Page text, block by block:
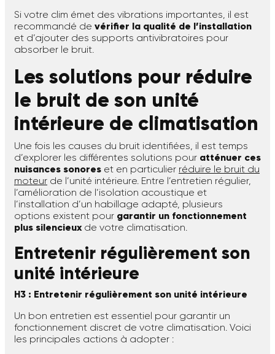
Si votre clim émet des vibrations importantes, il est
recommandé de vérifier la qualité de l’installation
et d’ajouter des supports antivibratoires pour
absorber le bruit.
Les solutions pour réduire
le bruit de son unité
intérieure de climatisation
Une fois les causes du bruit identifiées, il est temps
d’explorer les différentes solutions pour atténuer ces
nuisances sonores et en particulier réduire le bruit du
moteur de l’unité intérieure. Entre l’entretien régulier,
l’amélioration de l’isolation acoustique et
l’installation d’un habillage adapté, plusieurs
options existent pour garantir un fonctionnement
plus silencieuxde votre climatisation.
Entretenir régulièrement son
unité intérieure
H3 : Entretenir régulièrement son unité intérieure
Un bon entretien est essentiel pour garantir un
fonctionnement discret de votre climatisation. Voici
les principales actions à adopter :